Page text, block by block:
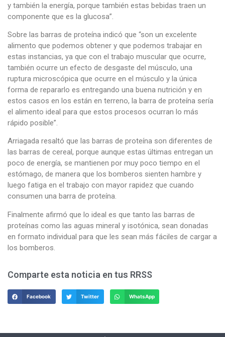
y también la energía, porque también estas bebidas traen un
componente que es la glucosa”.
Sobre las barras de proteína indicó que “son un excelente
alimento que podemos obtener y que podemos trabajar en
estas instancias, ya que con el trabajo muscular que ocurre,
también ocurre un efecto de desgaste del músculo, una
ruptura microscópica que ocurre en el músculo y la única
forma de repararlo es entregando una buena nutrición y en
estos casos en los están en terreno, la barra de proteína sería
el alimento ideal para que estos procesos ocurran lo más
rápido posible”.
Arriagada resaltó que las barras de proteína son diferentes de
las barras de cereal, porque aunque estas últimas entregan un
poco de energía, se mantienen por muy poco tiempo en el
estómago, de manera que los bomberos sienten hambre y
luego fatiga en el trabajo con mayor rapidez que cuando
consumen una barra de proteína.
Finalmente afirmó que lo ideal es que tanto las barras de
proteínas como las aguas mineral y isotónica, sean donadas
en formato individual para que les sean más fáciles de cargar a
los bomberos.
Comparte esta noticia en tus RRSS
Facebook Twitter WhatsApp